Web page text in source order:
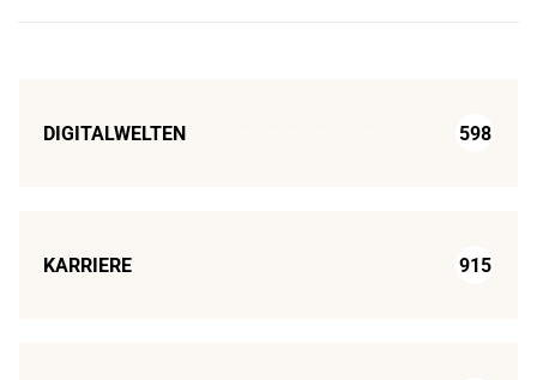
DIGITALWELTEN 598
KARRIERE 915